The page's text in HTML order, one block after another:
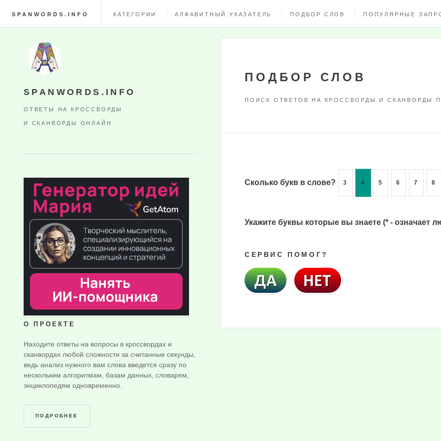
SPANWORDS.INFO КАТЕГОРИИ АЛФАВИТНЫЙ УКАЗАТЕЛЬ ПОДБОР СЛОВ ПОПУЛЯРНЫЕ
ПОДБОР СЛОВ
ПОИСК ОТВЕТОВ НА КРОССВОРДЫ И СКАНВОРДЫ
Сколько букв в слове? 3 4 5 6 7 8
Укажите буквы которые вы знаете (* - означает
СЕРВИС ПОМОГ?
SPANWORDS.INFO
ОТВЕТЫ НА КРОССВОРДЫ
И СКАНВОРДЫ ОНЛАЙН
О ПРОЕКТЕ
Находите ответы на вопросы в кроссвордах и
сканвордах любой сложности за считанные секунды,
ведь анализ нужного вам слова введется сразу по
нескольким алгоритмам, базам данных, словарям,
энциклопедям одновременно.
ПОДРОБНЕЕ